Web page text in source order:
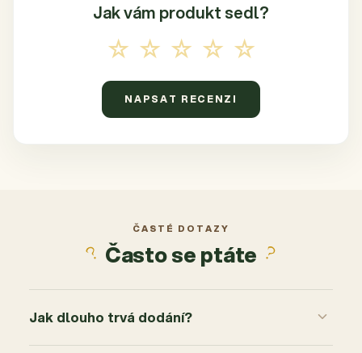
Jak vám produkt sedl?
☆☆☆☆☆
NAPSAT RECENZI
ČASTÉ DOTAZY
Často se ptáte
Jak dlouho trvá dodání?